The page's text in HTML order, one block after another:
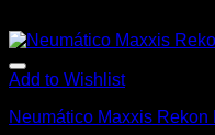
Add to Wishlist
Neumático Maxxis